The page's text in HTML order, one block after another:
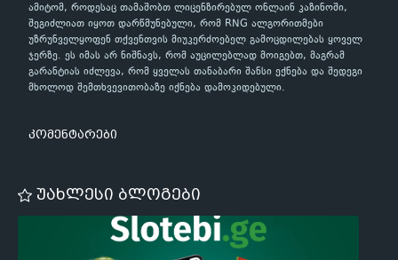
ამიტომ, როდესაც თამაშობთ ლიცენზირებულ ონლაინ კაზინოში,
შეგიძლიათ იყოთ დარწმუნებული, რომ RNG ალგორითმები
უზრუნველყოფენ თქვენთვის მიუკერძოებელ გამოცდილებას ყოველ
ჯერზე. ეს იმას არ ნიშნავს, რომ აუცილებლად მოიგებთ, მაგრამ
გარანტიას იძლევა, რომ ყველას თანაბარი შანსი ექნება და შედეგი
მხოლოდ შემთხვევითობაზე იქნება დამოკიდებული.
კომენტარები
უახლესი ბლოგები